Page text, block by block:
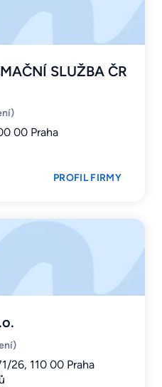
SLUŽBA ČR
00 Praha
PROFIL FIRMY
26, 110 00 Praha